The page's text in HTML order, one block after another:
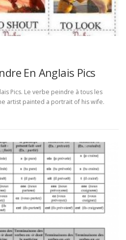
En Anglais Pics
Pics. Le verbe peindre à tous les
artist painted a portrait of his wife.